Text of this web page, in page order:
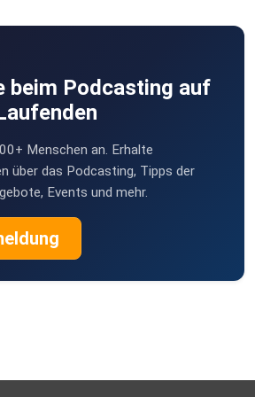
#Persönlichkeitsentwicklung
#Führung #Vertrauen
#BusinessSpirituell
#Potenzialentfaltung
beim Podcasting auf
Menschen an. Erhalte
über das Podcasting, Tipps der
Events und mehr.